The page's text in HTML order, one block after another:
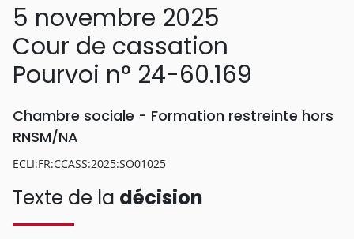
5 novembre 2025
Cour de cassation
Pourvoi n° 24-60.169
Chambre sociale - Formation restreinte hors
RNSM/NA
ECLI:FR:CCASS:2025:SO01025
Texte de la décision